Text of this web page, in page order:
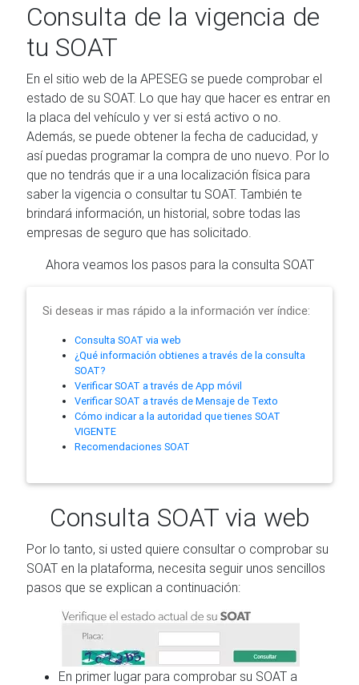
Consulta de la vigencia de
tu SOAT
En el sitio web de la APESEG se puede comprobar el
estado de su SOAT. Lo que hay que hacer es entrar en
la placa del vehículo y ver si está activo o no.
Además, se puede obtener la fecha de caducidad, y
así puedas programar la compra de uno nuevo. Por lo
que no tendrás que ir a una localización física para
saber la vigencia o consultar tu SOAT. También te
brindará información, un historial, sobre todas las
empresas de seguro que has solicitado.
Ahora veamos los pasos para la consulta SOAT
Si deseas ir mas rápido a la información ver índice:
Consulta SOAT via web
¿Qué información obtienes a través de la consulta
SOAT?
Verificar SOAT a través de App móvil
Verificar SOAT a través de Mensaje de Texto
Cómo indicar a la autoridad que tienes SOAT
VIGENTE
Recomendaciones SOAT
Consulta SOAT via web
Por lo tanto, si usted quiere consultar o comprobar su
SOAT en la plataforma, necesita seguir unos sencillos
pasos que se explican a continuación:
En primer lugar para comprobar su SOAT a